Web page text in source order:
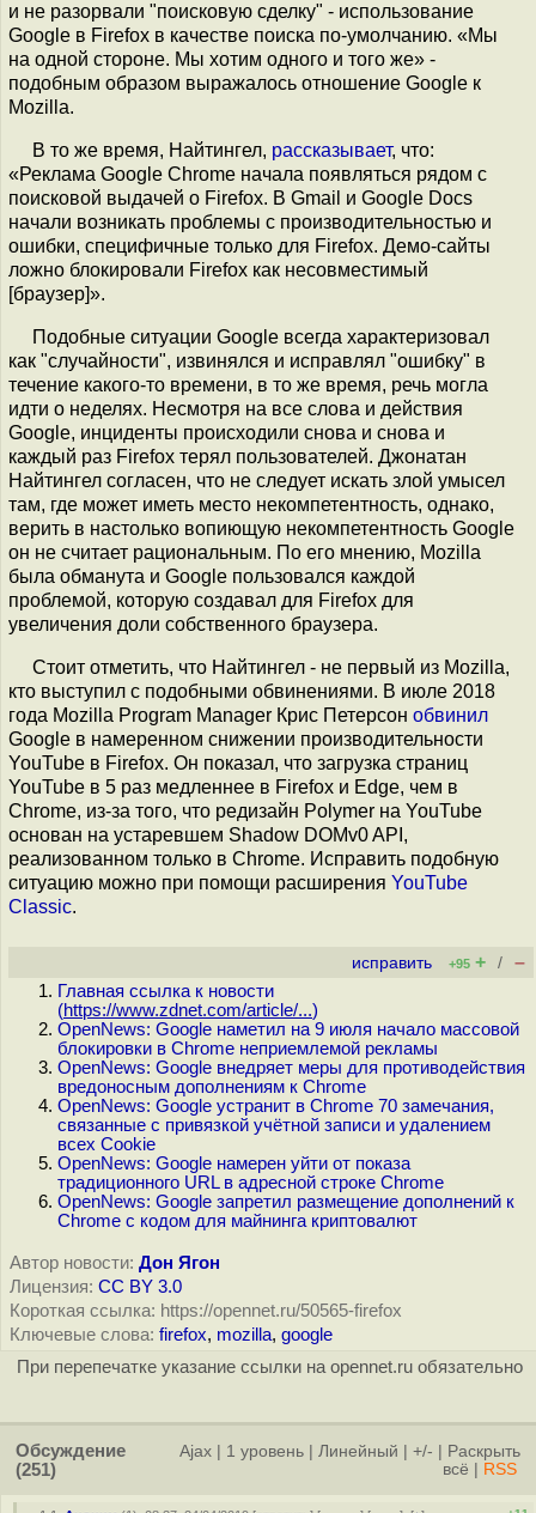
и не разорвали "поисковую сделку" - использование
Google в Firefox в качестве поиска по-умолчанию. «Мы
на одной стороне. Мы хотим одного и того же» -
подобным образом выражалось отношение Google к
Mozilla.
В то же время, Найтингел, рассказывает, что:
«Реклама Google Chrome начала появляться рядом с
поисковой выдачей о Firefox. В Gmail и Google Docs
начали возникать проблемы с производительностью и
ошибки, специфичные только для Firefox. Демо-сайты
ложно блокировали Firefox как несовместимый
[браузер]».
Подобные ситуации Google всегда характеризовал
как "случайности", извинялся и исправлял "ошибку" в
течение какого-то времени, в то же время, речь могла
идти о неделях. Несмотря на все слова и действия
Google, инциденты происходили снова и снова и
каждый раз Firefox терял пользователей. Джонатан
Найтингел согласен, что не следует искать злой умысел
там, где может иметь место некомпетентность, однако,
верить в настолько вопиющую некомпетентность Google
он не считает рациональным. По его мнению, Mozilla
была обманута и Google пользовался каждой
проблемой, которую создавал для Firefox для
увеличения доли собственного браузера.
Стоит отметить, что Найтингел - не первый из Mozilla,
кто выступил с подобными обвинениями. В июле 2018
года Mozilla Program Manager Крис Петерсон обвинил
Google в намеренном снижении производительности
YouTube в Firefox. Он показал, что загрузка страниц
YouTube в 5 раз медленнее в Firefox и Edge, чем в
Chrome, из-за того, что редизайн Polymer на YouTube
основан на устаревшем Shadow DOMv0 API,
реализованном только в Chrome. Исправить подобную
ситуацию можно при помощи расширения YouTube
Classic.
исправить +95 + / –
Главная ссылка к новости
(https://www.zdnet.com/article/...)
OpenNews: Google наметил на 9 июля начало массовой
блокировки в Chrome неприемлемой рекламы
OpenNews: Google внедряет меры для противодействия
вредоносным дополнениям к Chrome
OpenNews: Google устранит в Chrome 70 замечания,
связанные с привязкой учётной записи и удалением
всех Cookie
OpenNews: Google намерен уйти от показа
традиционного URL в адресной строке Chrome
OpenNews: Google запретил размещение дополнений к
Chrome c кодом для майнинга криптовалют
Автор новости: Дон Ягон
Лицензия: CC BY 3.0
Короткая ссылка: https://opennet.ru/50565-firefox
Ключевые слова: firefox, mozilla, google
При перепечатке указание ссылки на opennet.ru обязательно
Обсуждение
(251)
Ajax 1 уровень Линейный +/-
Раскрыть
всё
RSS